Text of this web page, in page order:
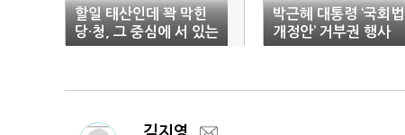
할일 태산인데 꽉 막힌
당·청, 그 중심에 서 있는
박 대통령
박근혜 대통령 ‘국회법
개정안’ 거부권 행사